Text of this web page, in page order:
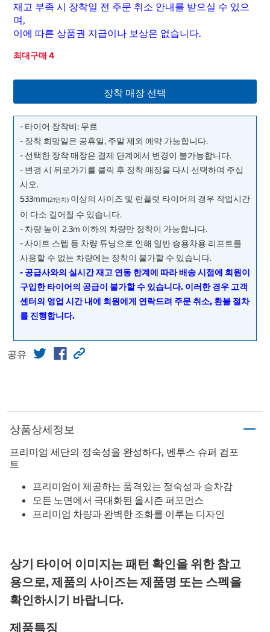
재고 부족 시 장착일 전 주문 취소 안내를 받으실 수 있으
며,
이에 따른 상품권 지급이나 보상은 없습니다.
최대구매 4
장착 매장 선택
- 타이어 장착비: 무료
- 장착 희망일은 공휴일, 주말 제외 예약 가능합니다.
- 선택한 장착 매장은 결제 단계에서 변경이 불가능합니다.
- 변경 시 뒤로가기를 클릭 후 장착 매장을 다시 선택하여 주십
시오.
533mm(21인치) 이상의 사이즈 및 런플랫 타이어의 경우 작업시간
이 다소 길어질 수 있습니다.
- 차량 높이 2.3m 이하의 차량만 장착이 가능합니다.
- 사이트 스텝 등 차량 튜닝으로 인해 일반 승용차용 리프트를
사용할 수 없는 차량에는 장착이 불가할 수 있습니다.
- 공급사와의 실시간 재고 연동 한계에 따라 배송 시점에 회원이
구입한 타이어의 공급이 불가할 수 있습니다. 이러한 경우 고객
센터의 영업 시간 내에 회원에게 연락드려 주문 취소, 환불 절차
를 진행합니다.
공유
상품상세정보
프리미엄 세단의 정숙성을 완성하다, 벤투스 슈퍼 컴포
트
프리미엄이 제공하는 품격있는 정숙성과 승차감
모든 노면에서 극대화된 올시즌 퍼포먼스
프리미엄 차량과 완벽한 조화를 이루는 디자인
상기 타이어 이미지는 패턴 확인을 위한 참고
용으로, 제품의 사이즈는 제품명 또는 스펙을
확인하시기 바랍니다.
제품특징